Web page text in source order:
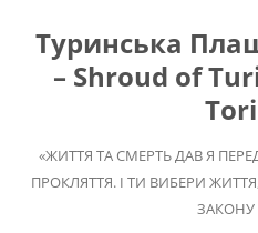
вмісту
Туринська
– Shroud of
«ЖИТТЯ ТА СМЕРТЬ ДАВ Я
ПРОКЛЯТТЯ. І ТИ ВИБЕРИ
ЗАКОНУ